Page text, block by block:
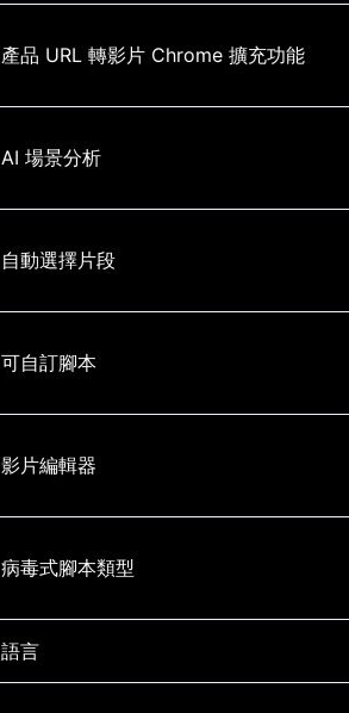
產品 URL 轉影片 Chrome 擴充功能
AI 場景分析
自動選擇片段
可自訂腳本
影片編輯器
病毒式腳本類型
語言